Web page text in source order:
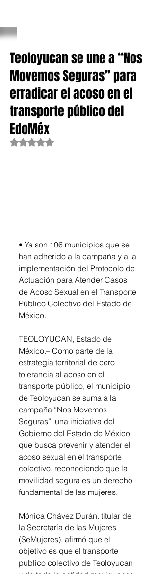
Teoloyucan se une a “Nos
Movemos Seguras” para
erradicar el acoso en el
transporte público del
EdoMéx
Obtuvo NaN de 5 estrellas.
• Ya son 106 municipios que se
han adherido a la campaña y a la
implementación del Protocolo de
Actuación para Atender Casos
de Acoso Sexual en el Transporte
Público Colectivo del Estado de
México.
TEOLOYUCAN, Estado de
México.– Como parte de la
estrategia territorial de cero
tolerancia al acoso en el
transporte público, el municipio
de Teoloyucan se suma a la
campaña “Nos Movemos
Seguras”, una iniciativa del
Gobierno del Estado de México
que busca prevenir y atender el
acoso sexual en el transporte
colectivo, reconociendo que la
movilidad segura es un derecho
fundamental de las mujeres.
Mónica Chávez Durán, titular de
la Secretaría de las Mujeres
(SeMujeres), afirmó que el
objetivo es que el transporte
público colectivo de Teoloyucan